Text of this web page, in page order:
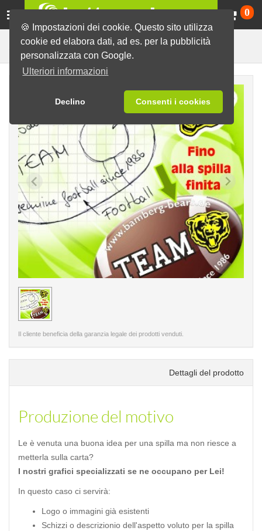
🍪 Impostazioni dei cookie. Questo sito utilizza
cookie ed elabora dati, ad es. per la pubblicità
personalizzata con Google.
Ulteriori informazioni
Declino Consenti i cookies
0
Spille Servizio grafico Produzione del motivo
< /picture>
Il cliente beneficia della garanzia legale dei prodotti venduti.
Dettagli del prodotto
Produzione del motivo
Le è venuta una buona idea per una spilla ma non riesce a
metterla sulla carta?
I nostri grafici specializzati se ne occupano per Lei!
In questo caso ci servirà:
Logo o immagini già esistenti
Schizzi o descrizionio dell'aspetto voluto per la spilla